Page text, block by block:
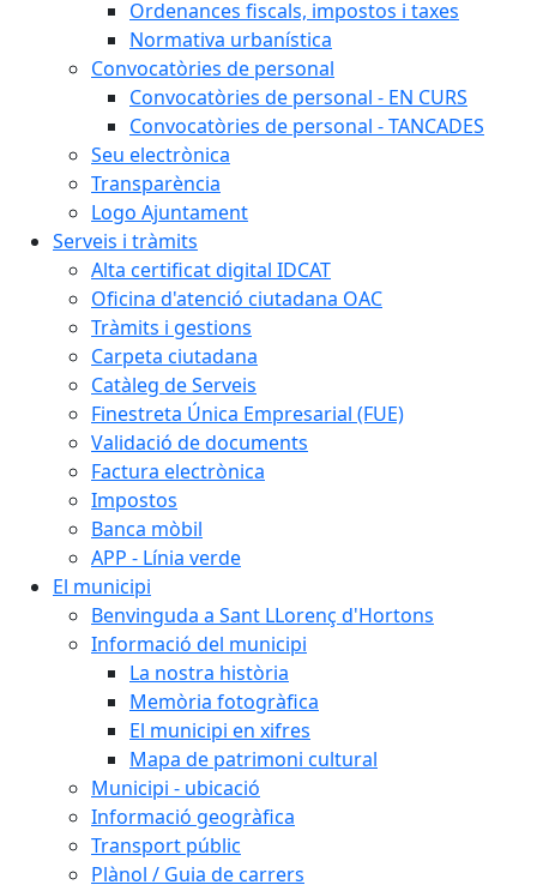
Ordenances fiscals, impostos i taxes
Normativa urbanística
Convocatòries de personal
Convocatòries de personal - EN CURS
Convocatòries de personal - TANCADES
Seu electrònica
Transparència
Logo Ajuntament
Serveis i tràmits
Alta certificat digital IDCAT
Oficina d'atenció ciutadana OAC
Tràmits i gestions
Carpeta ciutadana
Catàleg de Serveis
Finestreta Única Empresarial (FUE)
Validació de documents
Factura electrònica
Impostos
Banca mòbil
APP - Línia verde
El municipi
Benvinguda a Sant LLorenç d'Hortons
Informació del municipi
La nostra història
Memòria fotogràfica
El municipi en xifres
Mapa de patrimoni cultural
Municipi - ubicació
Informació geogràfica
Transport públic
Plànol / Guia de carrers